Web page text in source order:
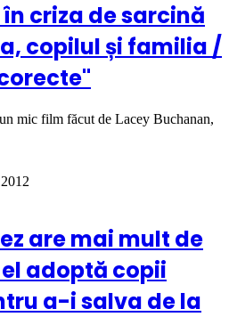
criza de sarcină
copilul și familia /
mic film făcut de Lacey Buchanan,
are mai mult de
adoptă copii
a-i salva de la